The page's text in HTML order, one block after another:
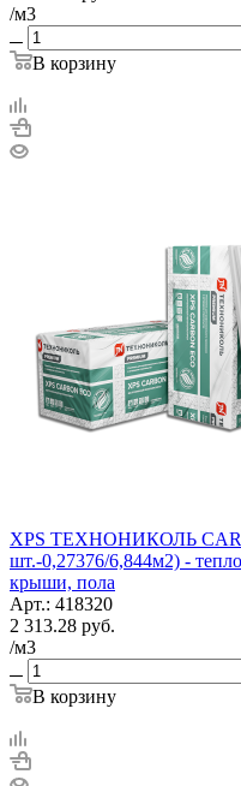
/м3
В корзину
XPS ТЕХНОНИКОЛЬ
шт.-0,27376/6,844м2) -
крыши, пола
Арт.: 418320
2 313.28 руб.
/м3
В корзину